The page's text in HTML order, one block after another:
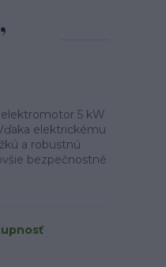
elektromotor 5 kW
elektrickému
a robustnú
bezpečnostné